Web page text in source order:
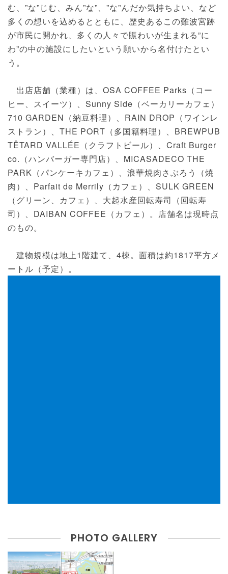
む、”な”じむ、みん”な”、”な”んだか気持ちよい、など
多くの想いを込めるとともに、歴史あるこの難波宮跡
が市民に開かれ、多くの人々で賑わいが生まれる”に
わ”の中の施設にしたいという願いから名付けたとい
う。
出店店舗（業種）は、OSA COFFEE Parks（コー
ヒー、スイーツ）、Sunny Side（ベーカリーカフェ）
710 GARDEN（納豆料理）、RAIN DROP（ワインレ
ストラン）、THE PORT（多国籍料理）、BREWPUB
TÊTARD VALLÉE（クラフトビール）、Craft Burger
co.（ハンバーガー専門店）、MICASADECO THE
PARK（パンケーキカフェ）、浪華焼肉さぶろう（焼
肉）、Parfait de Merrily（カフェ）、SULK GREEN
（グリーン、カフェ）、大起水産回転寿司（回転寿
司）、DAIBAN COFFEE（カフェ）。店舗名は現時点
のもの。
建物規模は地上1階建て、4棟。面積は約1817平方メ
ートル（予定）。
PHOTO GALLERY